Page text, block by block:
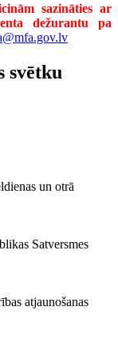
sazināties ar
dežurantu pa
svētku
un otrā
Satversmes
atjaunošanas